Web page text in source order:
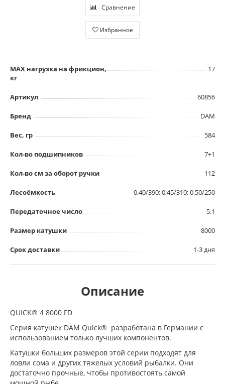
Сравнение
Избранное
MAX нагрузка на фрикцион,
кг
17
Артикул 60856
Бренд DAM
Вес, гр 584
Кол-во подшипников 7+1
Кол-во см за оборот ручки 112
Лесоёмкость 0,40/390; 0,45/310; 0,50/250
Передаточное число 5.1
Размер катушки 8000
Срок доставки 1-3 дня
Описание
QUICK® 4 8000 FD
Серия катушек DAM Quick® разработана в Германии с
использованием только лучших компонентов.
Катушки больших размеров этой серии подходят для
ловли сома и других тяжелых условий рыбалки. Они
достаточно прочные, чтобы противостоять самой